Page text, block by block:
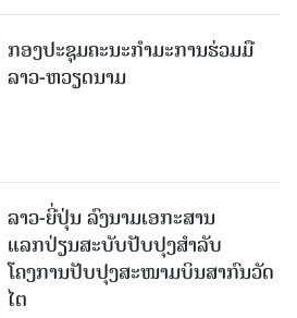
ກອງປະຊຸມຄະນະກຳມະການຮ່ວມມື
ລາວ-ຫວຽດນາມ
ລາວ-ຍີ່ປຸ່ນ ລົງນາມເອກະສານ
ແລກປ່ຽນສະບັບປັບປຸງສໍາລັບ
ໂຄງການປັບປຸງສະໜາມບິນສາກົນວັດ
ໄຕ